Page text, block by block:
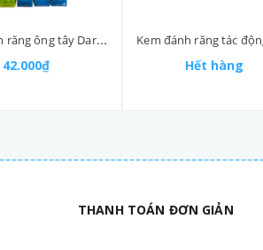
Kem đánh răng ông tây Darlie tuýp (120-:-140)gr
42.000₫ Hết hàng
THANH TOÁN ĐƠN GIẢN